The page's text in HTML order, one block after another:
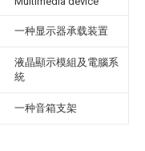
一种显示器承载装置
液晶顯示模組及電腦系
統
一种音箱支架